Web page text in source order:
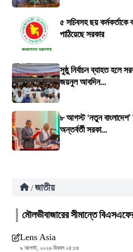
৫ সচিবসহ ছয়
পাঠিয়েছে সরকার
সুষ্ঠু নির্বাচন ব্যাহত হলে
জয়নুল আবদিন...
৮ আগস্ট ‘নতুন বাংলাদেশ’
অন্তর্বর্তী সরকা...
/ জাতীয়
মৌলভীবাজারের সীমান্তে
Lens Asia
৯ আগস্ট, ২০২৬ বিকাল ০৪:৫৪